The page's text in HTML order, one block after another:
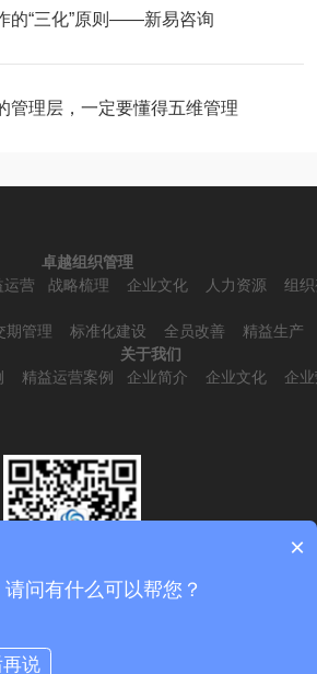
的“三化”原则——新易咨询
管理层，一定要懂得五维管理
运营
卓越组织管理
战略梳理
企业文化 人力资源
组
期管理 标准化建设 全员改善
精益生产
精益运营案例
关于我们
企业简介
企业文化 企
×
问有什么可以帮您？
说